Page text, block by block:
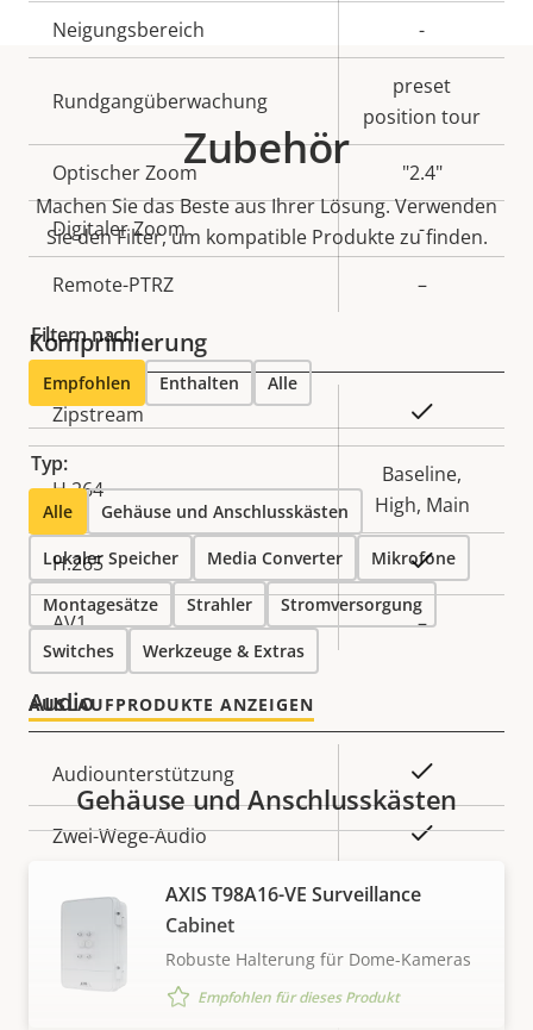
Neigungsbereich -
Rundgangüberwachung
preset
position tour
Optischer Zoom "2.4"
Digitaler Zoom -
Remote-PTRZ –
Komprimierung
Eigentumsbeschreibung Eigentumswert
Zipstream
H.264
Baseline,
High, Main
H.265 Ja
AV1 –
Audio
Eigentumsbeschreibung Eigentumswert
Audiounterstützung
Zwei-Wege-Audio Ja
Integriertes Mikrofon –
Systemintegration
Zubehör
Machen Sie das Beste aus Ihrer Lösung. Verwenden
Sie den Filter, um kompatible Produkte zu finden.
Filtern nach:
Empfohlen Enthalten Alle
Typ:
Alle Gehäuse und Anschlusskästen
Lokaler Speicher Media Converter Mikrofone
Montagesätze Strahler Stromversorgung
Switches Werkzeuge & Extras
AUSLAUFPRODUKTE ANZEIGEN
Gehäuse und Anschlusskästen
AXIS T98A16-VE Surveillance
Cabinet
Robuste Halterung für Dome-Kameras
Empfohlen für dieses Produkt